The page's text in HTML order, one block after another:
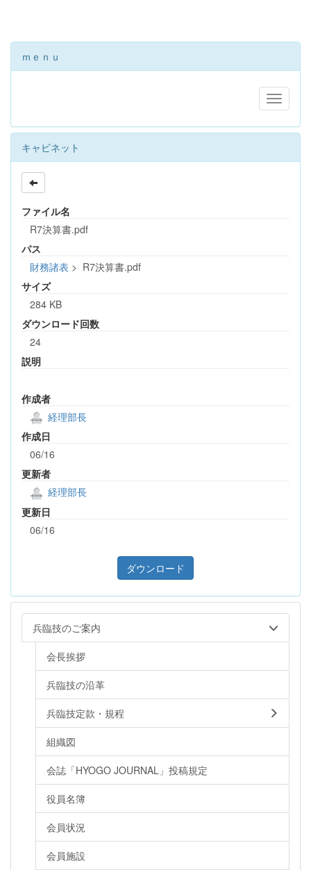
ｍｅｎｕ
キャビネット
ファイル名
R7決算書.pdf
パス
財務諸表 > R7決算書.pdf
サイズ
284 KB
ダウンロード回数
24
説明
作成者
経理部長
作成日
06/16
更新者
経理部長
更新日
06/16
ダウンロード
兵臨技のご案内
会長挨拶
兵臨技の沿革
兵臨技定款・規程
組織図
会誌「HYOGO JOURNAL」投稿規定
役員名簿
会員状況
会員施設